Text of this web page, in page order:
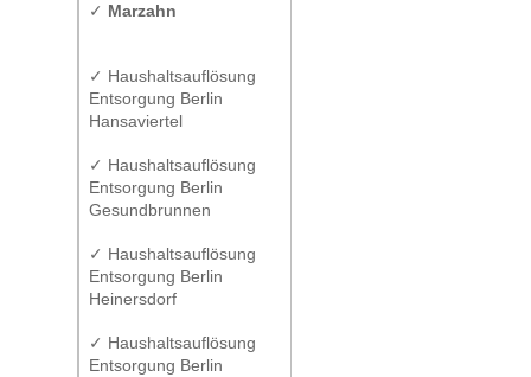
✓ Marzahn
✓ Haushaltsauflösung
Entsorgung Berlin
Hansaviertel
✓ Haushaltsauflösung
Entsorgung Berlin
Gesundbrunnen
✓ Haushaltsauflösung
Entsorgung Berlin
Heinersdorf
✓ Haushaltsauflösung
Entsorgung Berlin